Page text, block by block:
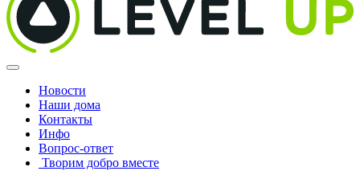
Новости
Наши дома
Контакты
Инфо
Вопрос-ответ
Творим добро вместе